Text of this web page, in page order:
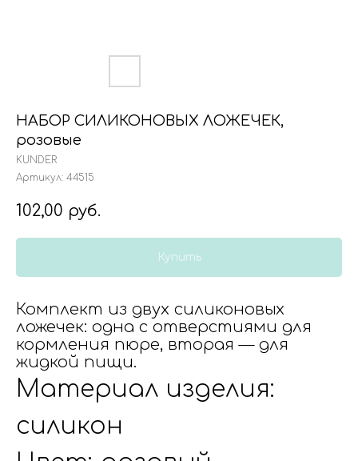
НАБОР СИЛИКОНОВЫХ ЛОЖЕЧЕК,
розовые
KUNDER
Артикул: 44515
102,00 руб.
Купить
Комплект из двух силиконовых
ложечек: одна с отверстиями для
кормления пюре, вторая — для
жидкой пищи.
Материал изделия:
силикон